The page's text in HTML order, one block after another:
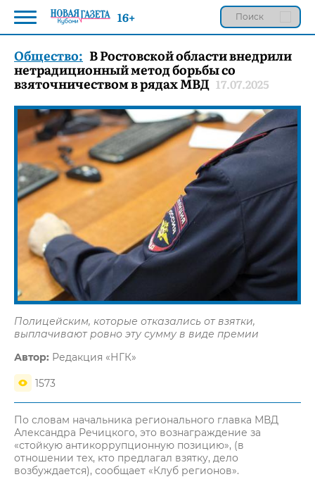
Общество: В Ростовской области внедрили
нетрадиционный метод борьбы со
взяточничеством в рядах МВД 17.07.2025
Полицейским, которые отказались от взятки,
выплачивают ровно эту сумму в виде премии
Автор: Редакция «НГК»
1573
По словам начальника регионального главка МВД
Александра Речицкого, это вознаграждение за
«стойкую антикоррупционную позицию», (в
отношении тех, кто предлагал взятку, дело
возбуждается), сообщает «Клуб регионов».
16+